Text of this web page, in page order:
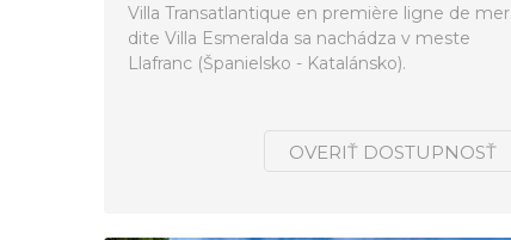
Villa Transatlantique en première ligne de mer
dite Villa Esmeralda sa nachádza v meste
Llafranc (Španielsko - Katalánsko).
OVERIŤ DOSTUPNOSŤ